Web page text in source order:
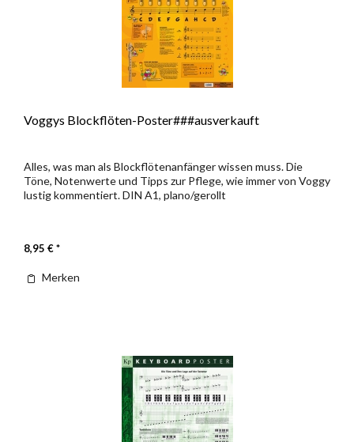
Voggys Blockflöten-Poster###ausverkauft
Alles, was man als Blockflötenanfänger wissen muss. Die
Töne, Notenwerte und Tipps zur Pflege, wie immer von Voggy
lustig kommentiert. DIN A1, plano/gerollt
8,95 € *
Merken